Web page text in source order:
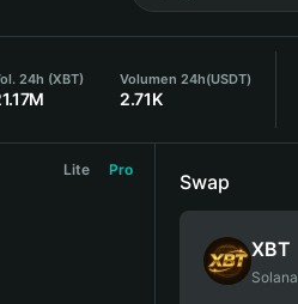
24h (XBT) Volumen 24h(USDT)
2.71K
Lite Pro
Swap
XBT
Solana